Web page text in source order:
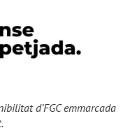
d’FGC emmarcada